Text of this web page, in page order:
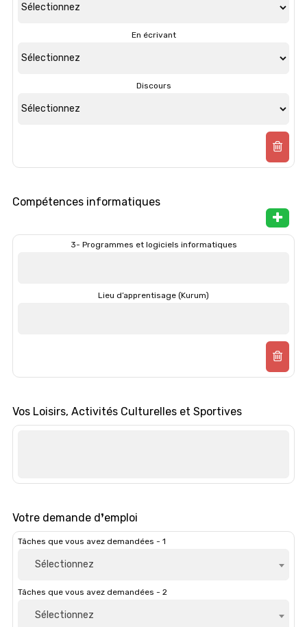
En écrivant
Discours
Compétences informatiques
3- Programmes et logiciels informatiques
Lieu d’apprentisage (Kurum)
Vos Loisirs, Activités Culturelles et Sportives
Votre demande d❜emploi
Tâches que vous avez demandées - 1
Sélectionnez
Tâches que vous avez demandées - 2
Sélectionnez